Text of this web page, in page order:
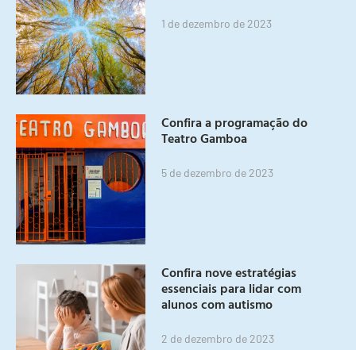
1 de dezembro de 2023
Confira a programação do
Teatro Gamboa
5 de dezembro de 2023
Confira nove estratégias
essenciais para lidar com
alunos com autismo
2 de dezembro de 2023